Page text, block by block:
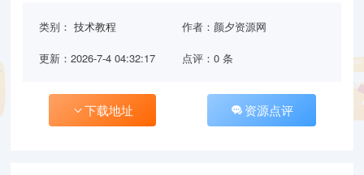
类别：技术教程 作者：颜夕资源网
更新：2026-7-4 04:32:17 点评：0 条
下载地址 资源点评